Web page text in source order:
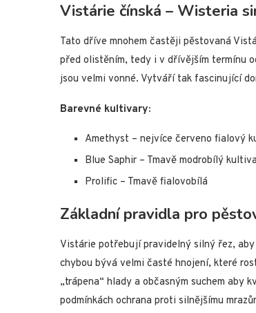
Vistárie čínská – Wisteria
Tato dříve mnohem častěji pěstovaná
před olistěním, tedy i v dřívějším termínu
jsou velmi vonné. Vytváří tak fascinující
Barevné kultivary:
Amethyst – nejvíce červeno fialový
Blue Saphir – Tmavě modrobílý
Prolific – Tmavě fialovobílá
Základní pravidla pro
Vistárie potřebují pravidelný silný řez,
chybou bývá velmi časté hnojení, které
„trápena“ hlady a občasným suchem aby
podmínkách ochrana proti silnějšímu